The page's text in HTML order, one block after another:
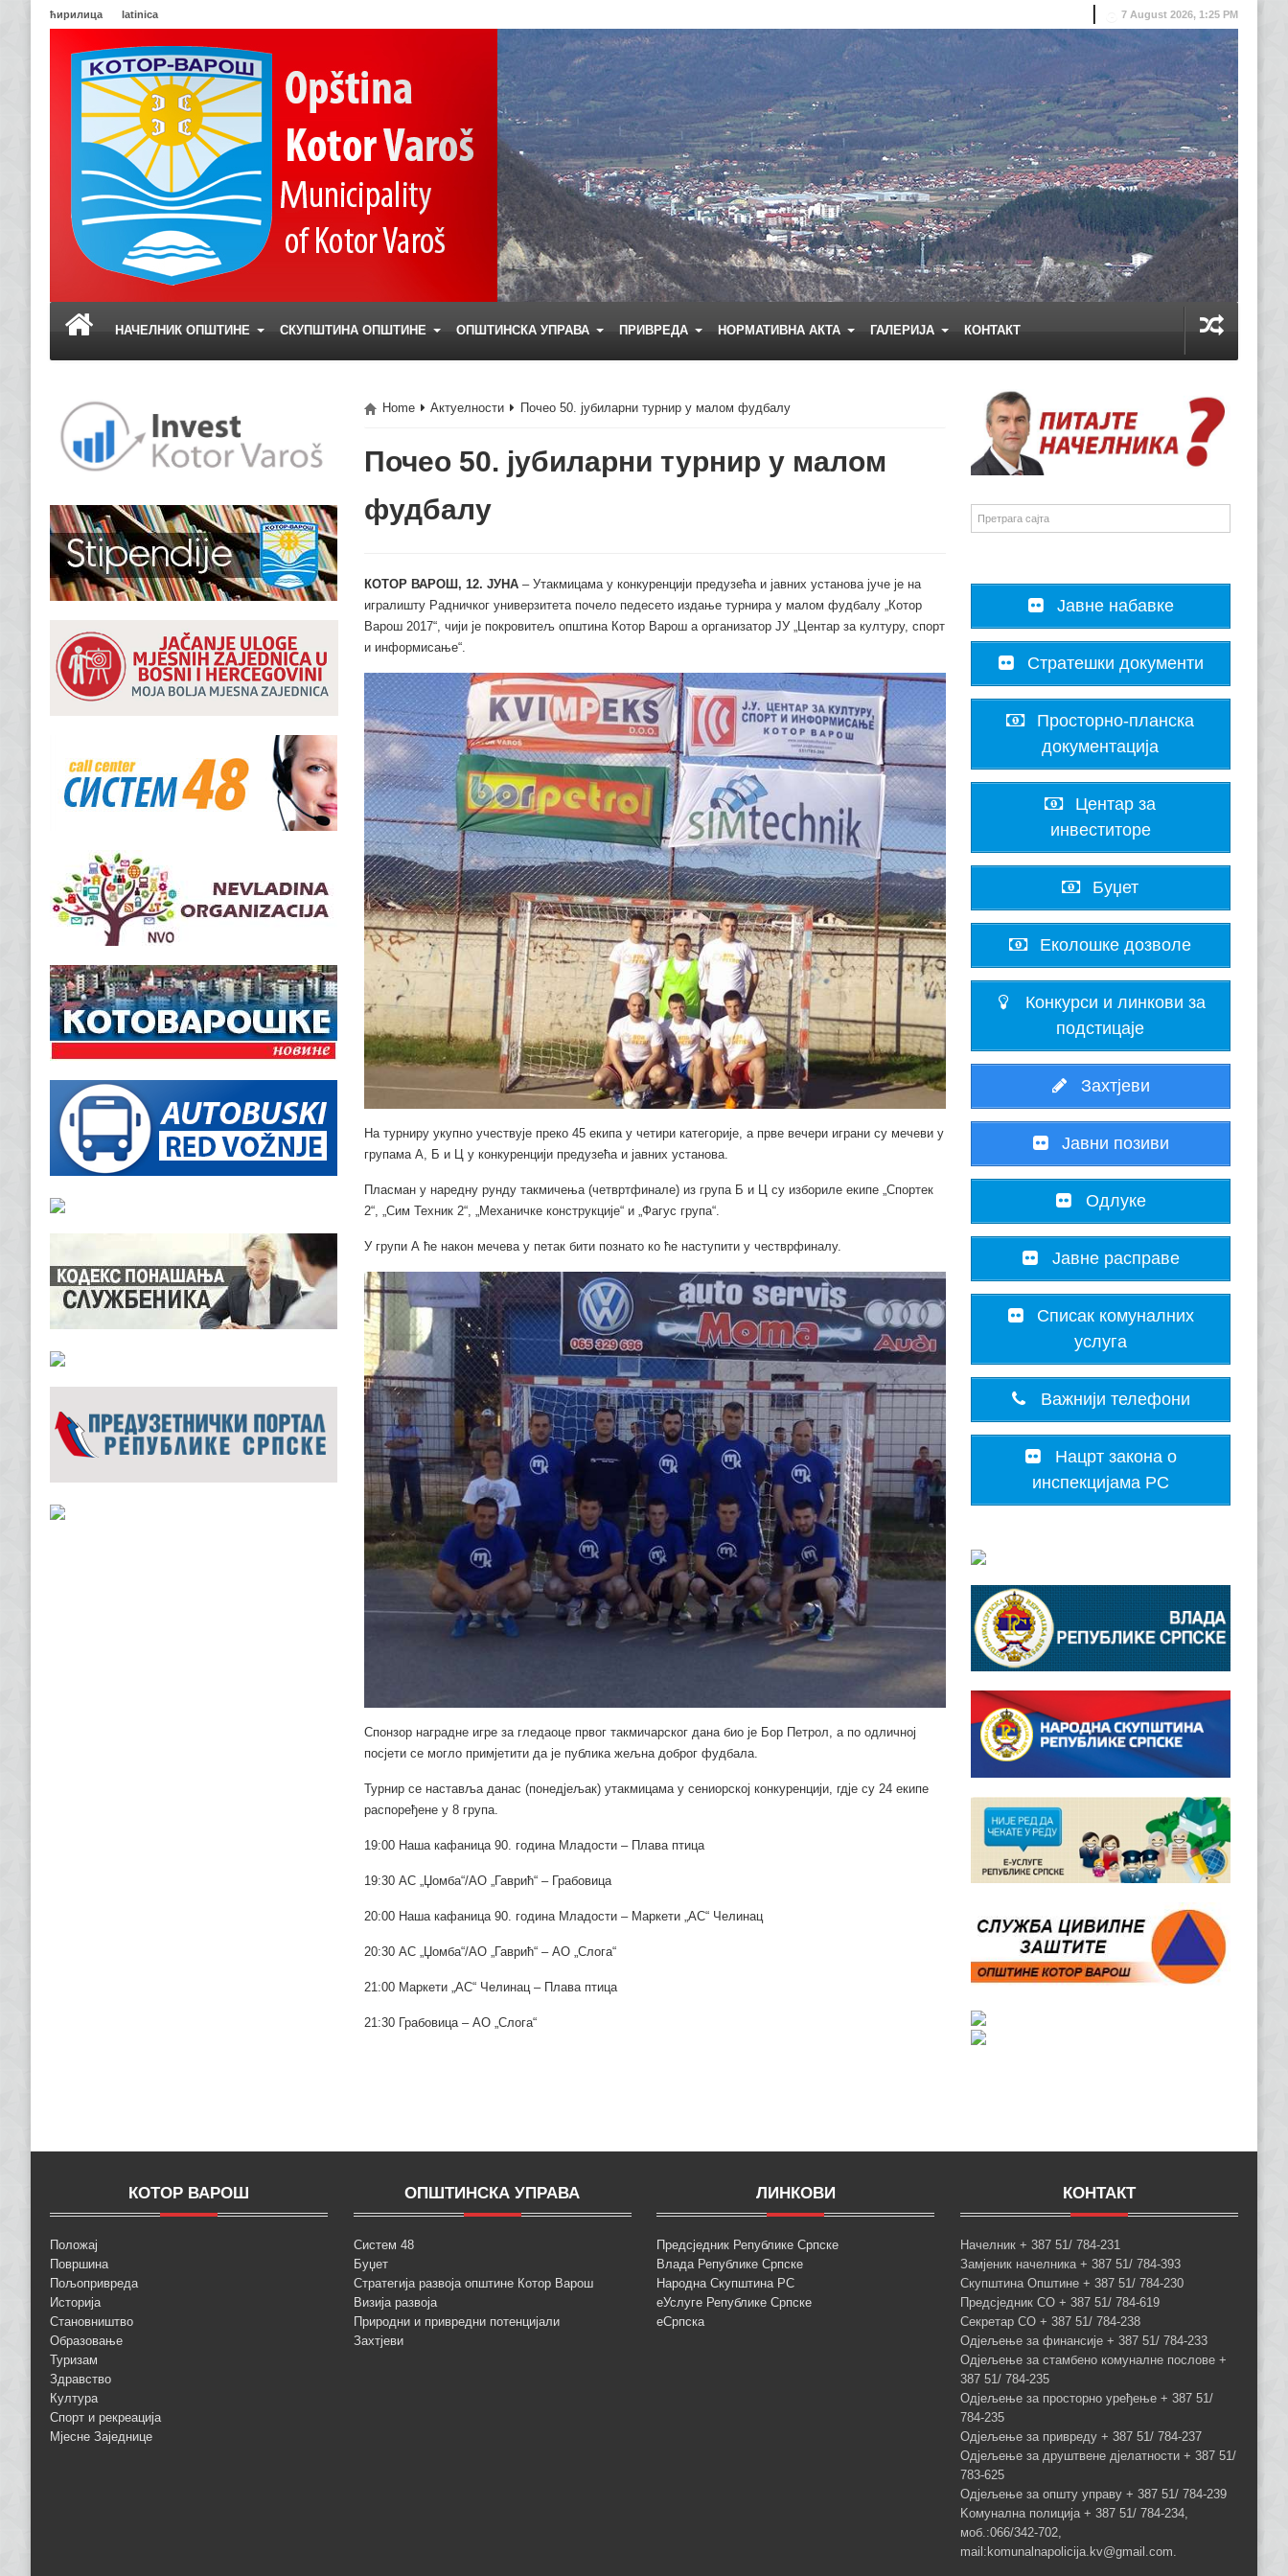
ћирилица latinica 7 August 2026, 1:25 PM
НАЧЕЛНИК ОПШТИНЕ СКУПШТИНА ОПШТИНЕ ОПШТИНСКА УПРАВА ПРИВРЕДА НОРМАТИВНА АКТА ГАЛЕРИЈА КОНТАКТ
Home Актуелности Почео 50. јубиларни турнир у малом фудбалу
Почео 50. јубиларни турнир у малом
фудбалу
КОТОР ВАРОШ, 12. ЈУНА– Утакмицама у конкуренцији предузећа и јавних установа јуче је на
игралишту Радничког универзитета почело педесето издање турнира у малом фудбалу „Котор
Варош 2017“, чији је покровитељ општина Котор Варош а организатор ЈУ „Центар за културу, спорт
и информисање“.
На турниру укупно учествује преко 45 екипа у четири категорије, а прве вечери играни су мечеви у
групама А, Б и Ц у конкуренцији предузећа и јавних установа.
Пласман у наредну рунду такмичења (четвртфинале) из група Б и Ц су избориле екипе „Спортек
2“, „Сим Техник 2“, „Механичке конструкције“ и „Фагус група“.
У групи А ће након мечева у петак бити познато ко ће наступити у честврфиналу.
Спонзор наградне игре за гледаоце првог такмичарског дана био је Бор Петрол, а по одличној
посјети се могло примјетити да је публика жељна доброг фудбала.
Турнир се наставља данас (понедјељак) утакмицама у сениорској конкуренцији, гдје су 24 екипе
распоређене у 8 група.
19:00 Наша кафаница 90. година Младости – Плава птица
19:30 АС „Џомба“/АО „Гаврић“ – Грабовица
20:00 Наша кафаница 90. година Младости – Маркети „АС“ Челинац
20:30 АС „Џомба“/АО „Гаврић“ – АО „Слога“
21:00 Маркети „АС“ Челинац – Плава птица
21:30 Грабовица – АО „Слога“
Јавне набавке
Стратешки документи
Просторно-планска
документација
Центар за
инвеститоре
Буџет
Еколошке дозволе
Конкурси и линкови за
подстицаје
Захтјеви
Јавни позиви
Одлуке
Јавне расправе
Списак комуналних
услуга
Важнији телефони
Нацрт закона о
инспекцијама РС
КОТОР ВАРОШ
Положај
Површина
Пољопривреда
Историја
Становништво
Образовање
Туризам
Здравство
Култура
Спорт и рекреација
Мјесне Заједнице
ОПШТИНСКА УПРАВА
Систем 48
Буџет
Стратегија развоја општине Котор Варош
Визија развоја
Природни и привредни потенцијали
Захтјеви
ЛИНКОВИ
Предсједник Републике Српске
Влада Републике Српске
Народна Скупштина РС
еУслуге Републике Српске
еСрпска
КОНТАКТ
Начелник + 387 51/ 784-231
Замјеник начелника + 387 51/ 784-393
Скупштина Општине + 387 51/ 784-230
Предсједник СО + 387 51/ 784-619
Секретар СО + 387 51/ 784-238
Одјељење за финансије + 387 51/ 784-233
Одјељење за стамбено комуналне послове +
387 51/ 784-235
Одјељење за просторно уређење + 387 51/
784-235
Одјељење за привреду + 387 51/ 784-237
Одјељење за друштвене дјелатности + 387 51/
783-625
Одјељење за општу управу + 387 51/ 784-239
Kомунална полиција + 387 51/ 784-234,
моб.:066/342-702,
mail:komunalnapolicija.kv@gmail.com.